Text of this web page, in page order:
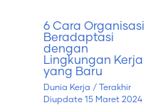
6 Cara Organisasi
Beradaptasi
dengan
Lingkungan Kerja
yang Baru
Dunia Kerja / Terakhir
Diupdate 15 Maret 2024